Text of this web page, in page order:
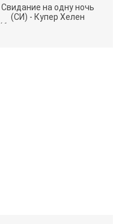
Свидание на одну ночь
(СИ) - Купер Хелен
(бесплатные серии книг